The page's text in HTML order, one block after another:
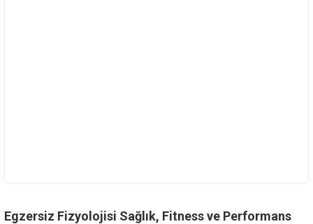
Egzersiz Fizyolojisi Sağlık, Fitness ve Performans